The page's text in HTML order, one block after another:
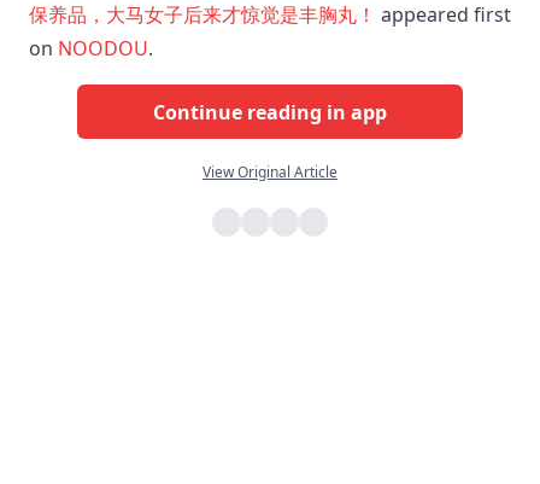
保养品，大马女子后来才惊觉是丰胸丸！ appeared first
on NOODOU.
Continue reading in app
View Original Article